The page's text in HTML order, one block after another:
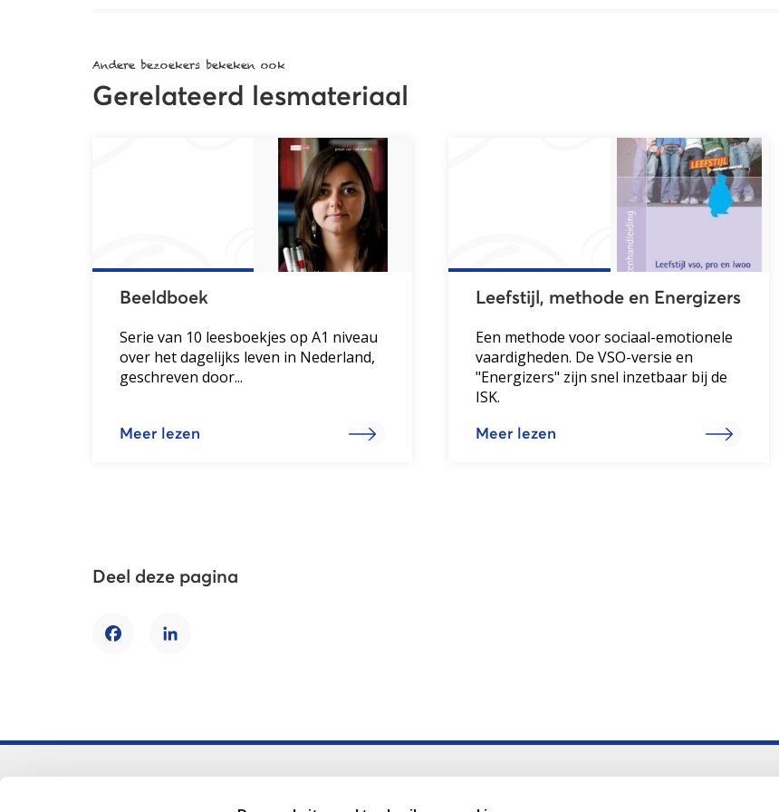
Andere bezoekers bekeken ook
Gerelateerd lesmateriaal
Beeldboek
Serie van 10 leesboekjes op A1 niveau
over het dagelijks leven in Nederland,
geschreven door...
Meer lezen
Leefstijl, methode en Energizers
Een methode voor sociaal-emotionele
vaardigheden. De VSO-versie en
"Energizers" zijn snel inzetbaar bij de
ISK.
Meer lezen
Deel deze pagina
FacebookLinkedIn